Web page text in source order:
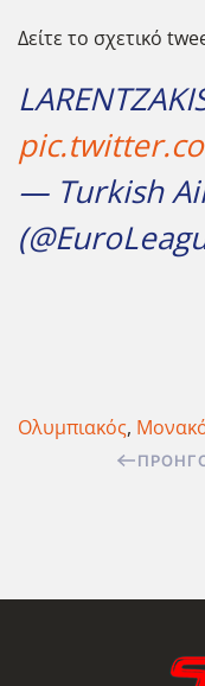
Δείτε το σχετικό
— Turkish
Ολυμπιακός,